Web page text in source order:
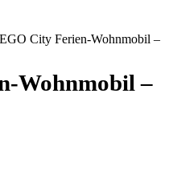
City Ferien-Wohnmobil –
Wohnmobil –